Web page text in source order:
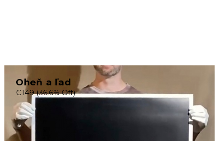
Oheň a ľad
€149 (36.6% Off)